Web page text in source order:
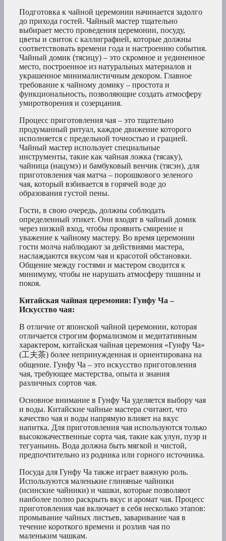
Подготовка к чайной церемонии начинается задолго
до прихода гостей. Чайный мастер тщательно
выбирает место проведения церемонии, посуду,
цветы и свиток с каллиграфией, которые должны
соответствовать времени года и настроению события.
Чайный домик (тясицу) – это скромное и уединенное
место, построенное из натуральных материалов и
украшенное минималистичным декором. Главное
требование к чайному домику – простота и
функциональность, позволяющие создать атмосферу
умиротворения и созерцания.
Процесс приготовления чая – это тщательно
продуманный ритуал, каждое движение которого
исполняется с предельной точностью и грацией.
Чайный мастер использует специальные
инструменты, такие как чайная ложка (тясаку),
чайница (нацумэ) и бамбуковый венчик (тясэн), для
приготовления чая матча – порошкового зеленого
чая, который взбивается в горячей воде до
образования густой пены.
Гости, в свою очередь, должны соблюдать
определенный этикет. Они входят в чайный домик
через низкий вход, чтобы проявить смирение и
уважение к чайному мастеру. Во время церемонии
гости молча наблюдают за действиями мастера,
наслаждаются вкусом чая и красотой обстановки.
Общение между гостями и мастером сводится к
минимуму, чтобы не нарушать атмосферу тишины и
покоя.
Китайская чайная церемония: Гунфу Ча –
Искусство чая:
В отличие от японской чайной церемонии, которая
отличается строгим формализмом и медитативным
характером, китайская чайная церемония «Гунфу Ча»
(工夫茶) более непринужденная и ориентирована на
общение. Гунфу Ча – это искусство приготовления
чая, требующее мастерства, опыта и знания
различных сортов чая.
Основное внимание в Гунфу Ча уделяется выбору чая
и воды. Китайские чайные мастера считают, что
качество чая и воды напрямую влияет на вкус
напитка. Для приготовления чая используются только
высококачественные сорта чая, такие как улун, пуэр и
тегуаньинь. Вода должна быть мягкой и чистой,
предпочтительно из родника или горного источника.
Посуда для Гунфу Ча также играет важную роль.
Используются маленькие глиняные чайники
(исинские чайники) и чашки, которые позволяют
наиболее полно раскрыть вкус и аромат чая. Процесс
приготовления чая включает в себя несколько этапов:
промывание чайных листьев, заваривание чая в
течение короткого времени и розлив чая по
маленьким чашкам.